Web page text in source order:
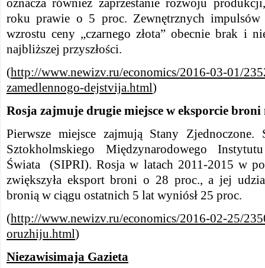
oznacza również zaprzestanie rozwoju
roku prawie o 5 proc. Zewnętrznych
wzrostu ceny „czarnego złota” obecnie brak i
najbliższej przyszłości.
(http://www.newizv.ru/economics/2016-03-01/
zamedlennogo-dejstvija.html)
Rosja zajmuje drugie miejsce w eksporcie broni
Pierwsze miejsce zajmują Stany
Sztokholmskiego Międzynarodowego
Świata (SIPRI). Rosja w latach 2011-2015 w
zwiększyła eksport broni o 28 proc., a jej
bronią w ciągu ostatnich 5 lat wyniósł 25 proc.
(http://www.newizv.ru/economics/2016-02-25/
oruzhiju.html)
Niezawisimaja Gazieta